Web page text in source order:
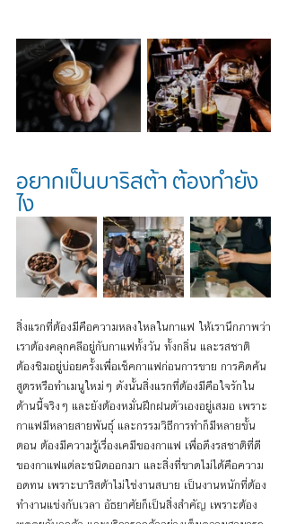
อยากเป็นบาริสต้า ต้องทำยัง
ไง
สิ่งแรกที่ต้องมีคือความหลงใหลในกาแฟ ให้เรานึกภาพว่า
เราต้องคลุกคลีอยู่กับกาแฟทั้งวัน ทั้งกลิ่น และรสชาติ
ต้องชิมอยู่บ่อยครั้งเพื่อเช็คกาแฟก่อนการขาย การคิดค้น
สูตรหรือทำเมนูใหม่ๆ ดังนั้นสิ่งแรกที่ต้องมีคือใจรักใน
ด้านนี้จริงๆ และยังต้องหมั่นฝึกฝนตัวเองอยู่เสมอ เพราะ
กาแฟมีหลายสายพันธ์ุ และกรรมวิธีการทำก็มีหลายขั้น
ตอน ต้องมีความรู้เรื่องเคมีของกาแฟ เพื่อดึงรสชาติที่ดี
ของกาแฟแต่ละชนิดออกมา และสิ่งที่ขาดไม่ได้คือความ
อดทน เพราะบาริสต้าไม่ใช่งานสบาย เป็นงานหนักที่ต้อง
ทำงานแข่งกับเวลา อัธยาศัยก็เป็นสิ่งสำคัญ เพราะต้อง